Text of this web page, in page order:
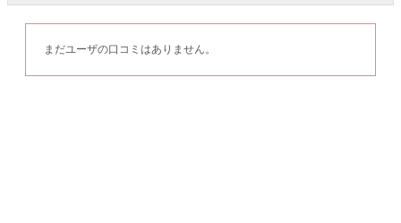
まだユーザの口コミはありません。